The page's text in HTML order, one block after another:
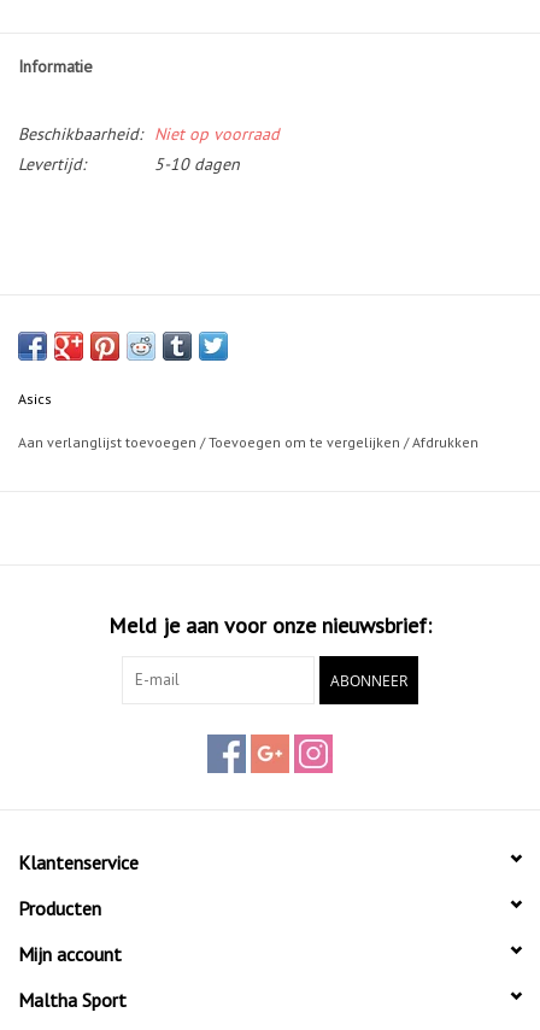
Informatie
Beschikbaarheid:
Niet op voorraad
Levertijd:
5-10 dagen
Asics
Aan verlanglijst toevoegen /Toevoegen om te vergelijken /Afdrukken
Meld je aan voor onze nieuwsbrief:
ABONNEER
Klantenservice
Producten
Mijn account
Maltha Sport